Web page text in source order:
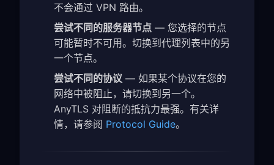
不会通过 VPN 路由。
尝试不同的服务器节点 — 您选择的节点
可能暂时不可用。切换到代理列表中的另
一个节点。
尝试不同的协议 — 如果某个协议在您的
网络中被阻止，请切换到另一个。
AnyTLS 对阻断的抵抗力最强。有关详
情，请参阅 Protocol Guide。